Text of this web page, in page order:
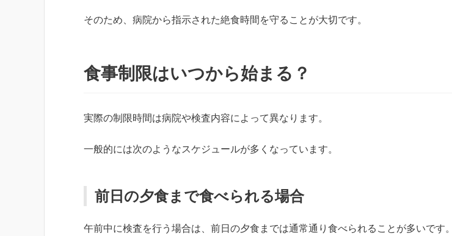
そのため、病院から指示された絶食時間を守ることが大切です。
食事制限はいつから始まる？
実際の制限時間は病院や検査内容によって異なります。
一般的には次のようなスケジュールが多くなっています。
前日の夕食まで食べられる場合
午前中に検査を行う場合は、前日の夕食までは通常通り食べられることが多いです。